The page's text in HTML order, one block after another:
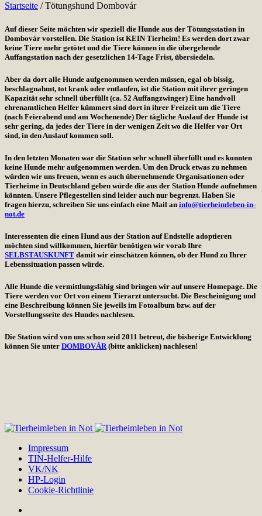
Startseite /Tötungshund Dombovár
Auf dieser Seite möchten wir speziell die Hunde aus der Tötungsstation in
Dombovár vorstellen. Die Station ist KEIN Tierheim! Es werden dort zwar
keine Tiere mehr getötet und die Tiere können in die übergehende
Auffangstation nach der gesetzlichen 14-Tage Frist, übersiedeln.
Aber da dort alle Hunde aufgenommen werden müssen, egal ob bissig,
beschlagnahmt, tot krank oder entlaufen, ist die Station mit ihrer geringen
Kapazität sehr schnell überfüllt (ca. 52 Auffangzwinger) Eine handvoll
ehrenamtlichen Helfer kümmert sind dort in ihrer Freizeit um die Tiere
(nach Feierabend und am Wochenende) Der tägliche Auslauf der Hunde ist
sehr gering, da jedes der Tiere in der wenigen Zeit wo die Helfer vor Ort
sind, in den Auslauf kommen soll.
In den letzten Monaten war die Station sehr schnell überfüllt und es konnten
keine Hunde mehr aufgenommen werden. Um den Druck etwas zu nehmen
würden wir uns freuen, wenn es auch übernehmende Organisationen oder
Tierheime in Deutschland geben würde die aus der Station Hunde aufnehmen
könnten. Unsere Pflegestellen sind leider auch nur begrenzt. Haben Sie
fragen hierzu, schreiben Sie uns einfach eine Mail an info@tierheimleben-in-
not.de
Interessenten die einen Hund aus der Station auf Endstelle adoptieren
möchten sind willkommen, hierfür benötigen wir vorab Ihre
SELBSTAUSKUNFT damit wir einschätzen können, ob der Hund zu Ihrer
Lebenssituation passen würde.
Alle Hunde die vermittlungsfähig sind bringen wir auf unsere Homepage. Die
Tiere werden vor Ort von einem Tierarzt untersucht. Die Bescheinigung und
eine Beschreibung können Sie jeweils im Fotoalbum bzw. auf der
Vorstellungsseite des Hundes nachlesen.
Die Station wird von uns schon seid 2011 betreut, die bisherige Entwicklung
können Sie unter DOMBOVÀR(bitte anklicken) nachlesen!
Impressum
TIN-Helfer-Hilfe
VK/NK
HP-Login
Cookie-Richtlinie